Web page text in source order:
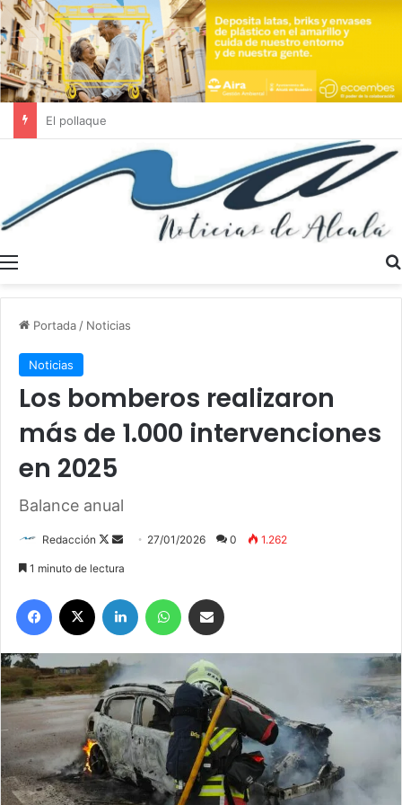
Portada / Noticias
Noticias
Los bomberos realizaron
más de 1.000 intervenciones
en 2025
Balance anual
Redacción
F
l
o
o
n
d
a
e
m
i
l
27/01/2026 0 1.262
1 minuto de lectura